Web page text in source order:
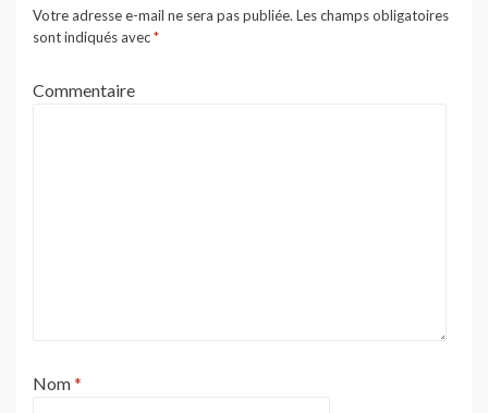
Votre adresse e-mail ne sera pas publiée. Les champs obligatoires
sont indiqués avec*
Commentaire
Nom*